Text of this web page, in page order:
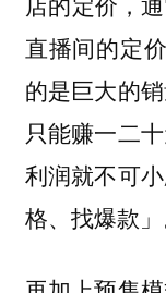
直播间的定
的是巨大的
只能赚一二
利润就不可
格、找爆款」